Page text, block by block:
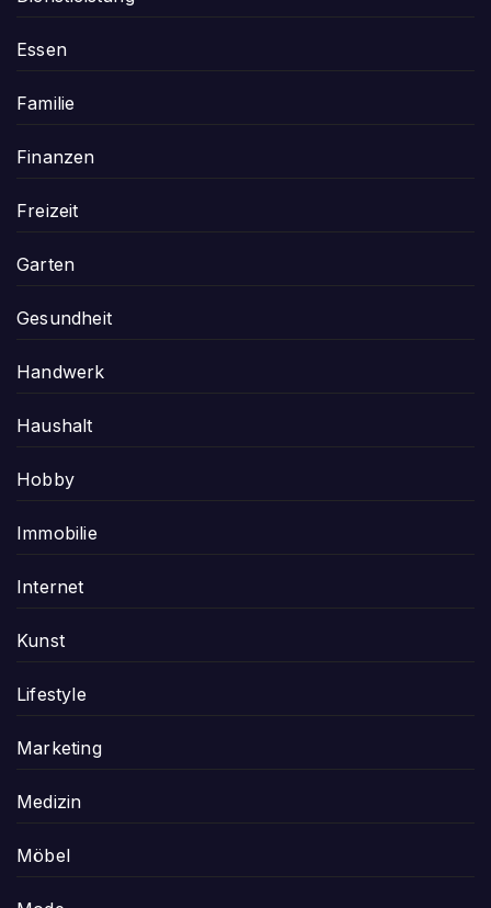
Essen
Familie
Finanzen
Freizeit
Garten
Gesundheit
Handwerk
Haushalt
Hobby
Immobilie
Internet
Kunst
Lifestyle
Marketing
Medizin
Möbel